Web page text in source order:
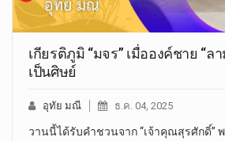
เกียรติภูมิ “มจร” เมื่อองค์ชาย “ล
เป็นศิษย์
อุทัย มณี ธ.ค. 04, 2025
วานนี้ได้รับคำชวนจาก “เจ้าคุณสุรศักดิ์”